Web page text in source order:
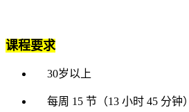
课程要求
30岁以上
每周 15 节（13 小时 45 分钟）